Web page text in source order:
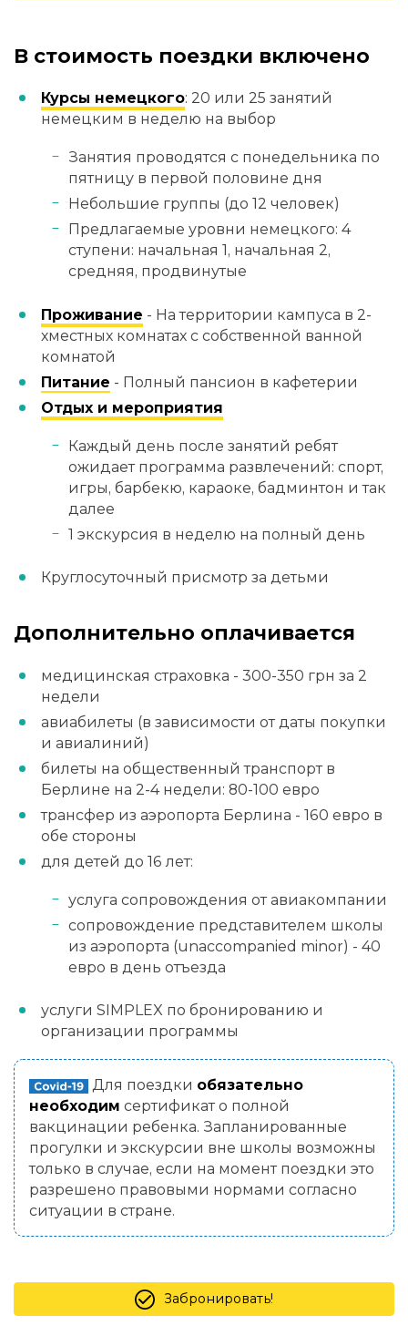
В стоимость поездки включено
Курсы немецкого: 20 или 25 занятий
немецким в неделю на выбор
Занятия проводятся с понедельника по
пятницу в первой половине дня
Небольшие группы (до 12 человек)
Предлагаемые уровни немецкого: 4
ступени: начальная 1, начальная 2,
средняя, продвинутые
Проживание - На территории кампуса в 2-
хместных комнатах с собственной ванной
комнатой
Питание - Полный пансион в кафетерии
Отдых и мероприятия
Каждый день после занятий ребят
ожидает программа развлечений: спорт,
игры, барбекю, караоке, бадминтон и так
далее
1 экскурсия в неделю на полный день
Круглосуточный присмотр за детьми
Дополнительно оплачивается
медицинская страховка - 300-350 грн за 2
недели
авиабилеты (в зависимости от даты покупки
и авиалиний)
билеты на общественный транспорт в
Берлине на 2-4 недели: 80-100 евро
трансфер из аэропорта Берлина - 160 евро в
обе стороны
для детей до 16 лет:
услуга сопровождения от авиакомпании
сопровождение представителем школы
из аэропорта (unaccompanied minor) - 40
евро в день отъезда
услуги SIMPLEX по бронированию и
организации программы
Для поездки обязательно
необходим сертификат о полной
вакцинации ребенка. Запланированные
прогулки и экскурсии вне школы возможны
только в случае, если на момент поездки это
разрешено правовыми нормами согласно
ситуации в стране.
Забронировать!